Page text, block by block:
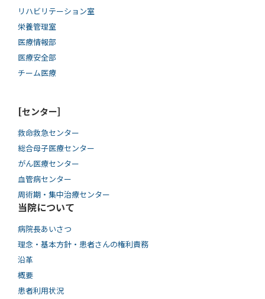
リハビリテーション室
栄養管理室
医療情報部
医療安全部
チーム医療
[センター]
救命救急センター
総合母子医療センター
がん医療センター
血管病センター
周術期・集中治療センター
当院について
病院長あいさつ
理念・基本方針・患者さんの権利責務
沿革
概要
患者利用状況